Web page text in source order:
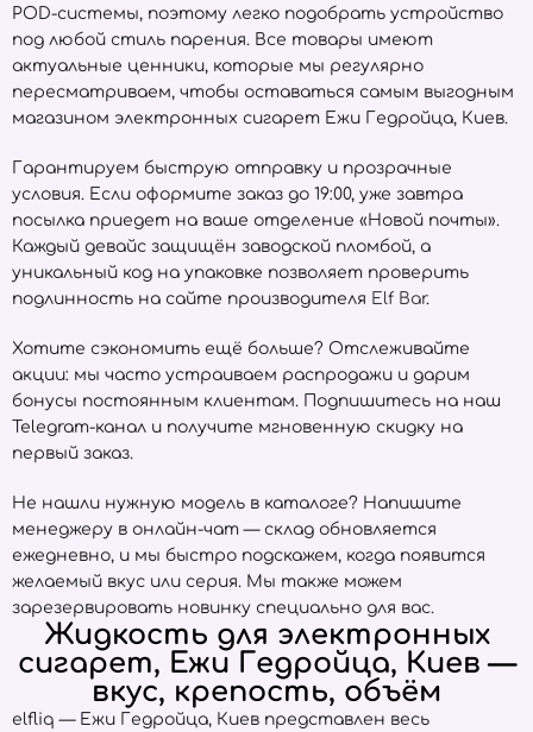
POD-системы, поэтому легко подобрать устройство
под любой стиль парения. Все товары имеют
актуальные ценники, которые мы регулярно
пересматриваем, чтобы оставаться самым выгодным
магазином электронных сигарет Ежи Гедройца, Киев.
Гарантируем быструю отправку и прозрачные
условия. Если оформите заказ до 19:00, уже завтра
посылка приедет на ваше отделение «Новой почты».
Каждый девайс защищён заводской пломбой, а
уникальный код на упаковке позволяет проверить
подлинность на сайте производителя Elf Bar.
Хотите сэкономить ещё больше? Отслеживайте
акции: мы часто устраиваем распродажи и дарим
бонусы постоянным клиентам. Подпишитесь на наш
Telegram-канал и получите мгновенную скидку на
первый заказ.
Не нашли нужную модель в каталоге? Напишите
менеджеру в онлайн-чат — склад обновляется
ежедневно, и мы быстро подскажем, когда появится
желаемый вкус или серия. Мы также можем
зарезервировать новинку специально для вас.
Жидкость для электронных
сигарет, Ежи Гедройца, Киев —
вкус, крепость, объём
elfliq — Ежи Гедройца, Киев представлен весь